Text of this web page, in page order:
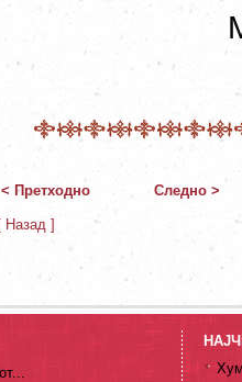
< Претходно Следно >
[ Назад ]